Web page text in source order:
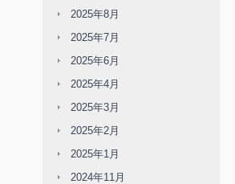
2025年8月
2025年7月
2025年6月
2025年4月
2025年3月
2025年2月
2025年1月
2024年11月